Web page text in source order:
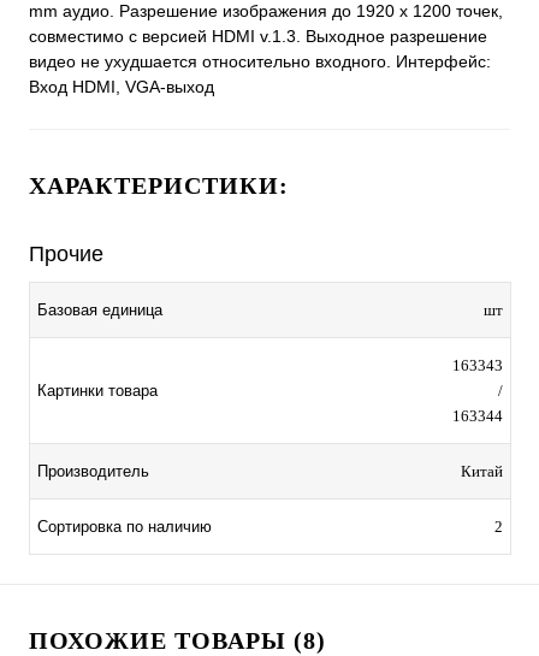
mm аудио. Разрешение изображения до 1920 x 1200 точек,
совместимо с версией HDMI v.1.3. Выходное разрешение
видео не ухудшается относительно входного. Интерфейс:
Вход HDMI, VGA-выход
ХАРАКТЕРИСТИКИ:
Прочие
Базовая единица шт
Картинки товара
163343
/
163344
Производитель Китай
Сортировка по наличию 2
ПОХОЖИЕ ТОВАРЫ (8)